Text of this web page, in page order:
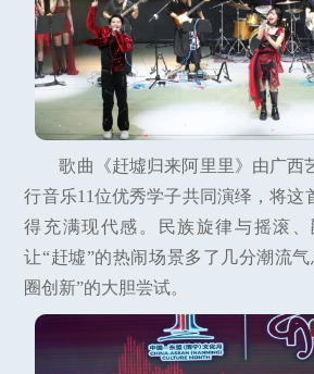
歌曲《赶墟归来阿里里》由广西
行音乐11位优秀学子共同演绎，将这
得充满现代感。民族旋律与摇滚、
让“赶墟”的热闹场景多了几分潮流
圈创新”的大胆尝试。